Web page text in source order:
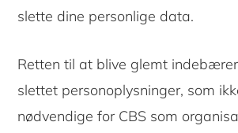
slette dine personlige data.
Retten til at blive glemt
slettet personoplysninger, som
nødvendige for CBS som